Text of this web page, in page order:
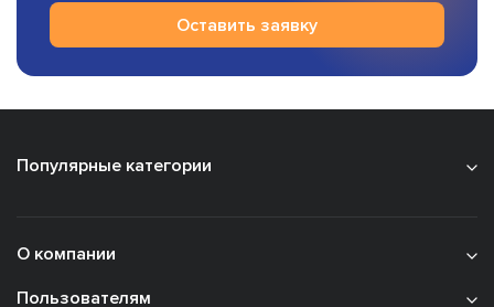
Оставить заявку
Популярные категории
О компании
Пользователям